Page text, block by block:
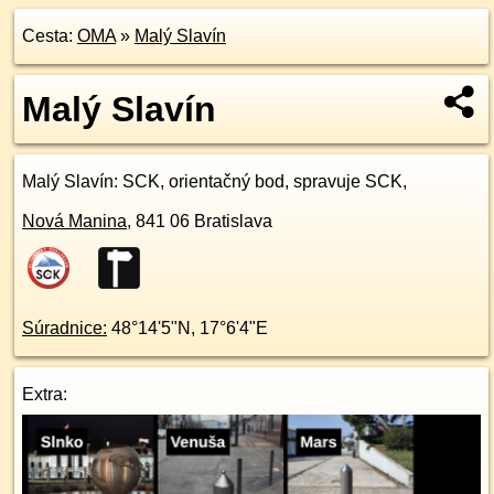
Cesta: OMA» Malý Slavín
Malý Slavín
Malý Slavín: SCK, orientačný bod, spravuje SCK,
Nová Manina, 841 06 Bratislava
Súradnice: 48°14'5"N , 17°6'4"E
Extra: